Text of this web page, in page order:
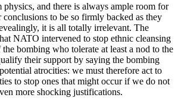
and there is always ample room for
to be so firmly backed as they
it is all totally irrelevant. The
NATO intervened to stop ethnic cleansing
bombing who tolerate at least a nod to the
their support by saying the bombing
atrocities: we must therefore act to
to stop ones that might occur if we do not
more shocking justifications.